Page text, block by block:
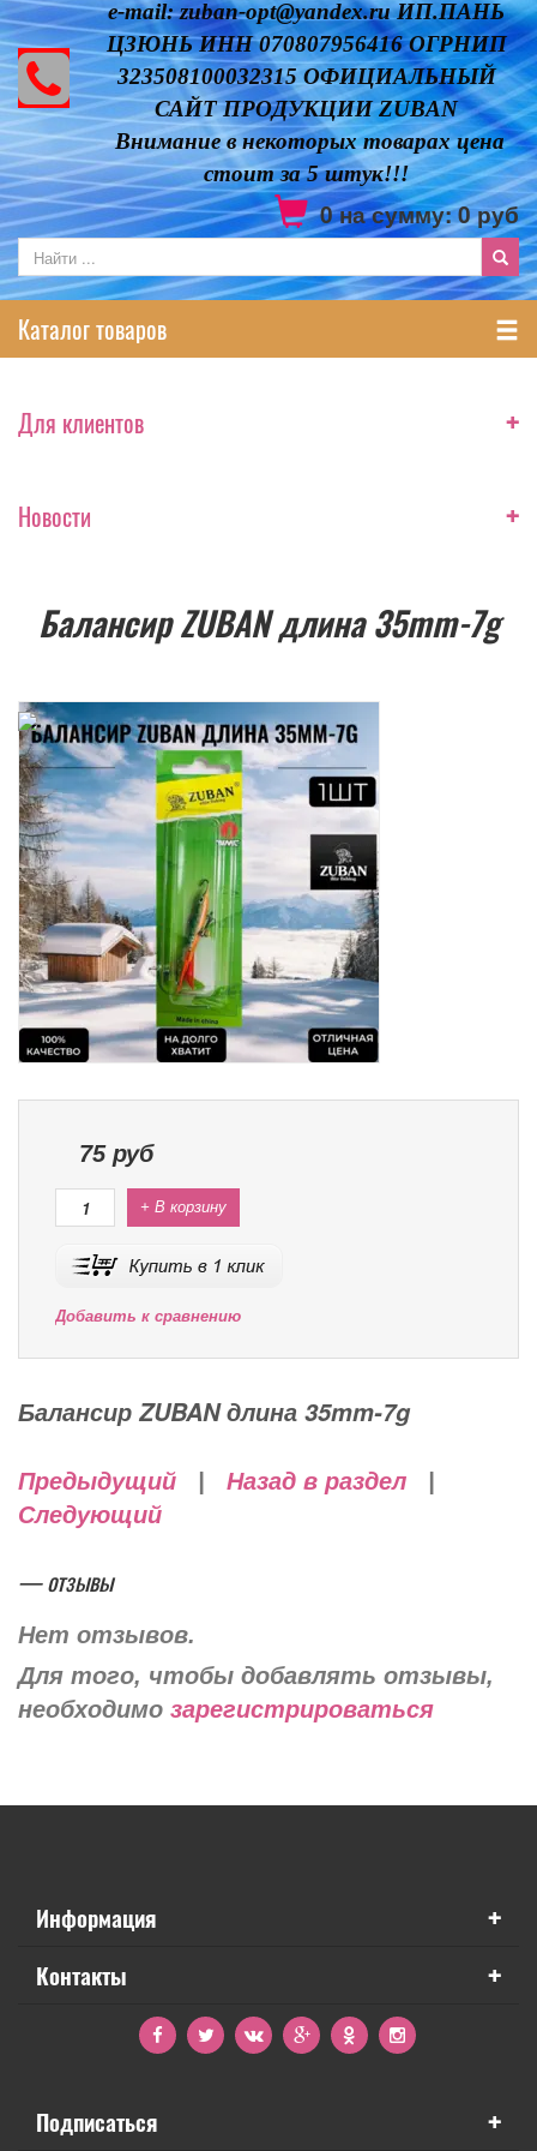
e-mail: zuban-opt@yandex.ru ИП.ПАНЬ
ЦЗЮНЬ ИНН 070807956416 ОГРНИП
323508100032315 ОФИЦИАЛЬНЫЙ
САЙТ ПРОДУКЦИИ ZUBAN
Внимание в некоторых товарах цена
стоит за 5 штук!!!
0на сумму:0руб
Каталог товаров
Для клиентов +
Новости +
Балансир ZUBAN длина 35mm-7g
75руб
+ В корзину
Добавить к сравнению
Балансир ZUBAN длина 35mm-7g
Предыдущий Назад в раздел
Следующий
— отзывы
Нет отзывов.
Для того, чтобы добавлять отзывы,
необходимо зарегистрироваться
Информация +
Контакты +
Подписаться +